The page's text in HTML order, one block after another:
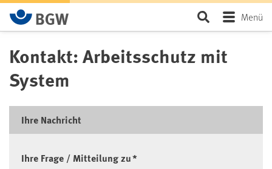
Zum Hauptinhalt springen SeiteMenü
Kontakt: Arbeitsschutz mit
System
Ihre Nachricht
Ihre Frage / Mitteilung zu*